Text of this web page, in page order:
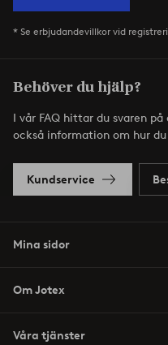
* Se erbjudandevillkor vid
Behöver du hjälp?
I vår FAQ hittar du svaren
också information om hur
Kundservice
Mina sidor
Om Jotex
Våra tjänster